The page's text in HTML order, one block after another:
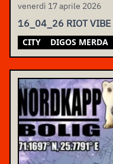
venerdì 17 aprile 2026
16_04_26 RIOT VIBE
CITY DIGOS MERDA